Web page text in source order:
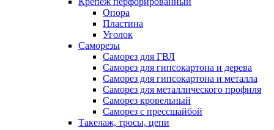
Опора
Пластина
Уголок
Саморезы
Саморез для ГВЛ
Саморез для гипсокартона и дерева
Саморез для гипсокартона и металла
Саморез для металлического профиля
Саморез кровельный
Саморез с прессшайбой
Такелаж, тросы, цепи